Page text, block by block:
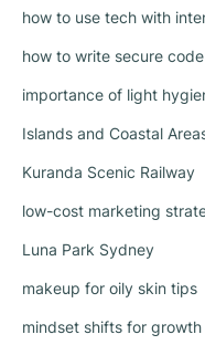
how to use tech with
how to write secure code
importance of light
Islands and Coastal
Kuranda Scenic Railway
low-cost marketing
Luna Park Sydney
makeup for oily skin tips
mindset shifts for growth